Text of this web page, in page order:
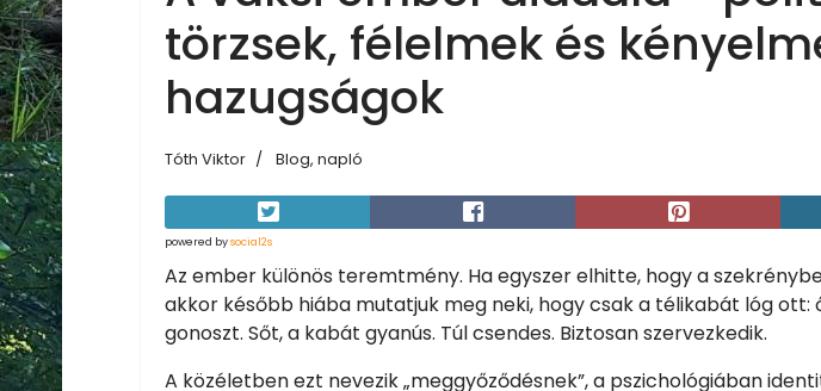
törzsek, félelmek és
hazugságok
Tóth Viktor Blog, napló
powered bysocial2s
Az ember különös teremtmény. Ha egyszer elhitte, hogy a
akkor később hiába mutatjuk meg neki, hogy csak a télikabát lóg ott:
gonoszt. Sőt, a kabát gyanús. Túl csendes. Biztosan szervezkedik.
A közéletben ezt nevezik „meggyőződésnek”, a pszichológiában